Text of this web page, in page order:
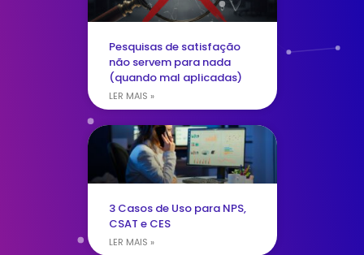
Pesquisas de satisfação
não servem para nada
(quando mal aplicadas)
LER MAIS »
3 Casos de Uso para NPS,
CSAT e CES
LER MAIS »